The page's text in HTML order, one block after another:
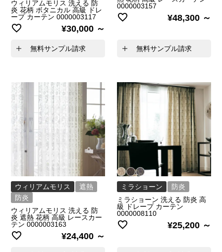
ウィリアムモリス 洗える 防
炎 花柄 ボタニカル 高級 ドレ
ープ カーテン 0000003117
¥30,000
無料サンプル請求
0000003157
¥48,300
無料サンプル請求
ウィリアムモリス
遮熱
防炎
ウィリアムモリス 洗える 防
炎 遮熱 花柄 高級 レースカー
テン 0000003163
¥24,400
ミラショーン
防炎
ミラショーン 洗える 防炎 高
級 ドレープ カーテン
0000008110
¥25,200